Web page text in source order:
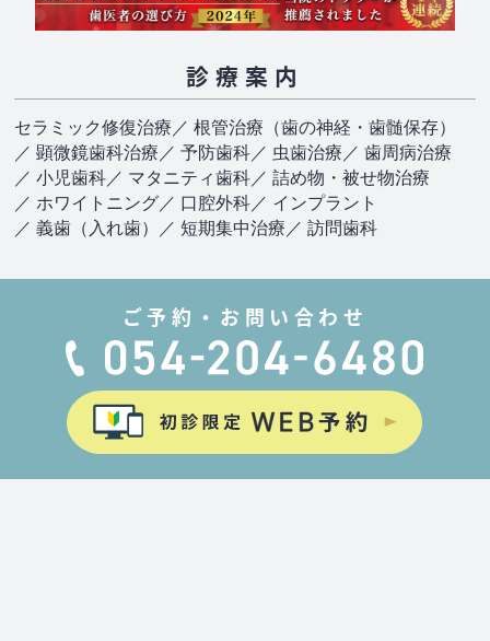
診療案内
セラミック修復治療／ 根管治療（歯の神経・歯髄保存）
／ 顕微鏡歯科治療／ 予防歯科／ 虫歯治療／ 歯周病治療
／ 小児歯科／ マタニティ歯科／ 詰め物・被せ物治療
／ ホワイトニング／ 口腔外科／ インプラント
／ 義歯（入れ歯） ／ 短期集中治療／ 訪問歯科
ご予約・お問い合わせ